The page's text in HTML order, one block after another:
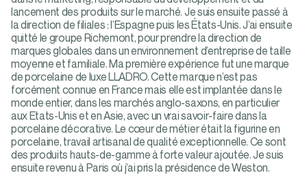
lancement des produits sur le marché. Je suis ensuite passé à
la direction de filiales : l’Espagne puis les États-Unis. J’ai ensuite
quitté le groupe Richemont, pour prendre la direction de
marques globales dans un environnement d’entreprise de taille
moyenne et familiale. Ma première expérience fut une marque
de porcelaine de luxe LLADRO. Cette marque n’est pas
forcément connue en France mais elle est implantée dans le
monde entier, dans les marchés anglo-saxons, en particulier
aux Etats-Unis et en Asie, avec un vrai savoir-faire dans la
porcelaine décorative. Le cœur de métier était la figurine en
porcelaine, travail artisanal de qualité exceptionnelle. Ce sont
des produits hauts-de-gamme à forte valeur ajoutée. Je suis
ensuite revenu à Paris où j’ai pris la présidence de Weston.